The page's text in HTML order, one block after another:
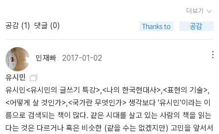
도 용납되지 않는다. 진실은 진실로 진심은 진심으로 받아들여져야
런 말들이 먹히는 것은 그만큼 이땅에서 북과 협력하여 ‘평화’를 추구
무장지대에 평화공원을 만들겠다고 하지 않는가? 바다와 육지란 차
사는 범죄자의 범죄동기를 이해하는 데에 도움이 된다. 그들을 유시
민은 확신범이라 한다. 개인사가 개인의 행동의 동기를 모두 설명해
주는 것은 아닐 테지만, 김무성이 ‘근현대 역사교실’을 열어 교학사 역
사교과서를 옹호하는 일을 하려는 것을 보면 그의 내적 동기를 짐작
케 한다. 아마도, 김정일과의 정상회담에서 ‘자주국가론’을 역설하는
대통령, 김정일과 통큰 협상을 함께 이뤄내는 협력의 모습, 서해에 평
화를 이뤄내려는 구상 자체가 그들에겐 불온한 것이었지 않을까? 아
린다. 이 모든 살림새를 말 한 마디로 여미어서 배운다. 요즈막 우리
마을은 한켠에서 새삼스레 삽질을 한다. 도랑을 잿더미로 덮는다. 이
미 웬만한 시골 들판은 흙고랑을 잿고랑으로 바꿨다. 박정희·전두환
은 ‘슬레트(석면)’로 시골을 짓밟았다면, 김대중·노무현·이명박·박근
혜는 ‘시멘트’로 박살을 냈고, 문재인은 ‘태양광·풍력’으로 죽였다. 어
제 읍내 나래터에 가서 본 〈광주일보〉에 ‘출판기념회’ 아닌 ‘출마모금
회’를 다루는 글이 있던데, ‘출마모금회를 감싸는 대학교수’가 있더라.
《성공과 좌절》을 되읽었다. 이미 떠난 이한테 무슨 말을 해줄 수 있겠
느냐만, 그대는 ‘성공·좌절’이 아닌, ‘사람들(백성·국민·시민·민중·인
문) 목소리’에 귀를 닫아서 엇나갔을 뿐. ‘퇴임한 뒤 자전거에 손녀 태
더보기
공감 (1) 댓글 (0)
민재빠 2017-01-02
유시민
유시민<유시민의 글쓰기 특강>,<나의 한국현대사>,<표현의 기술>,
<어떻게 살 것인가>,<국가란 무엇인가> 생각보다 '유시민'이라는 이
름으로 검색되는 책이 많다. 같은 시대를 살고 있는 사람의 책을 읽는
다는 것은 다르거나 혹은 비슷한 (같을 수는 없겠지만) 고민을 앞서서